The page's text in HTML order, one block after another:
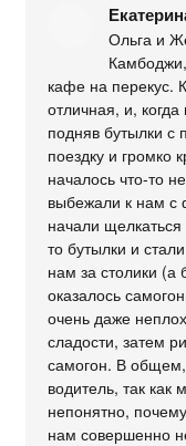
Ольга и
кафе на перекус.
отличная, и,
подняв бутылки с
поездку и громко
началось что-то
выбежали к нам с
начали
то бутылки и
нам за столики
оказалось
очень даже
сладости, затем
самогон. В
водитель, так
непонятно,
нам совершенно